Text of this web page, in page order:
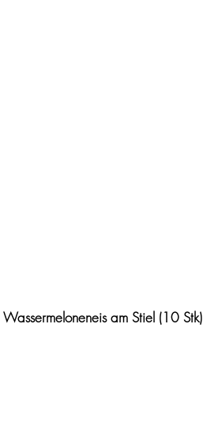
Wassermeloneneis am Stiel (10 Stk)